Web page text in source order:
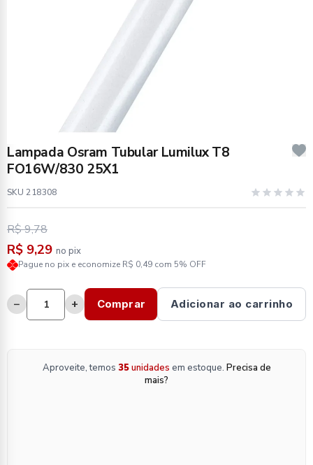
Lampada Osram Tubular Lumilux T8
FO16W/830 25X1
SKU 218308
R$ 9,78
R$ 9,29 no pix
Pague no pix e economize R$ 0,49 com 5% OFF
− + Comprar Adicionar ao carrinho
Aproveite, temos 35unidades em estoque. Precisa de
mais?